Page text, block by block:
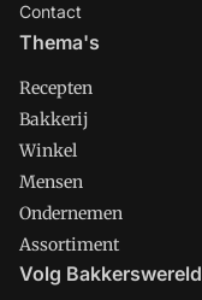
Contact
Thema's
Recepten
Bakkerij
Winkel
Mensen
Ondernemen
Assortiment
Volg Bakkerswereld